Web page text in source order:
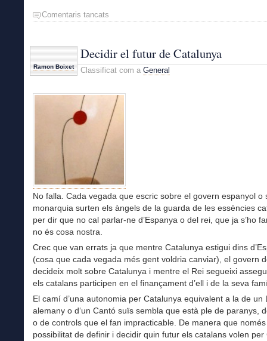
Comentaris tancats
els
llamps
Ramon Boixet
Decidir el futur de Catalunya
Classificat com a General
No falla. Cada vegada que escric sobre el govern espanyol o
monarquia surten els àngels de la guarda de les essències
per dir que no cal parlar-ne d’Espanya o del rei, que ja s’ho
no és cosa nostra.
Crec que van errats ja que mentre Catalunya estigui dins
(cosa que cada vegada més gent voldria canviar), el govern
decideix molt sobre Catalunya i mentre el Rei segueixi
els catalans participen en el finançament d’ell i de la seva
El camí d’una autonomia per Catalunya equivalent a la de un
alemany o d‘un Cantó suïs sembla que està ple de paranys,
o de controls que el fan impracticable. De manera que
possibilitat de definir i decidir quin futur els catalans volen per